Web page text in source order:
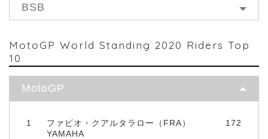
BSB
MotoGP World Standing 2020 Riders Top
10
MotoGP
1
ファビオ・クアルタラロー（FRA）
YAMAHA
172